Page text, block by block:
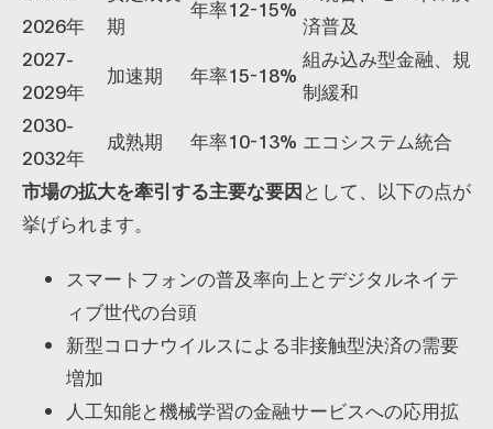
2026年
期
年率12-15%
済普及
2027-
2029年
加速期 年率15-18%
組み込み型金融、規
制緩和
2030-
2032年
成熟期 年率10-13% エコシステム統合
市場の拡大を牽引する主要な要因として、以下の点が
挙げられます。
スマートフォンの普及率向上とデジタルネイテ
ィブ世代の台頭
新型コロナウイルスによる非接触型決済の需要
増加
人工知能と機械学習の金融サービスへの応用拡